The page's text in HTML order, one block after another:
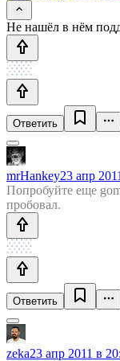
Не нашёл в нём
Ответить
mrHankey23 апр
Попробуйте еще
пробовал.
Ответить
zeka23 апр 2011 в